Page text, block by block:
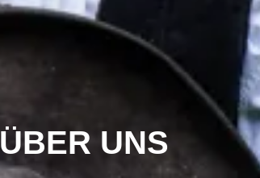
ÜBER UNS